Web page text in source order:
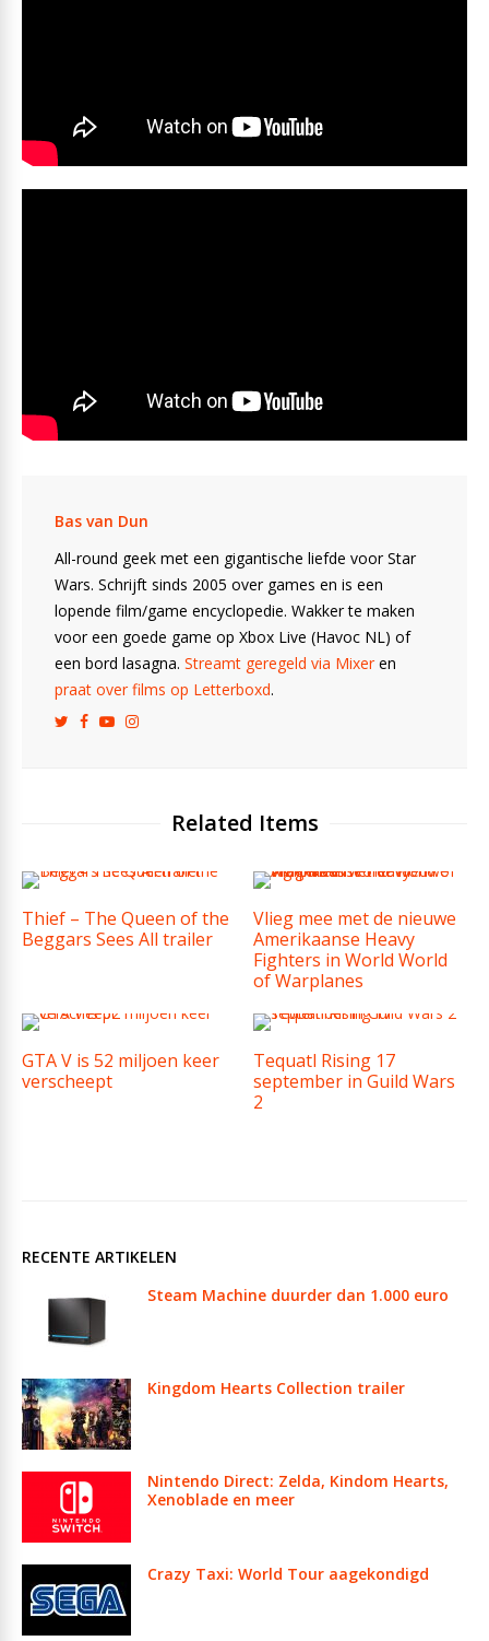
Bas van Dun
All-round geek met een gigantische liefde voor Star
Wars. Schrijft sinds 2005 over games en is een
lopende film/game encyclopedie. Wakker te maken
voor een goede game op Xbox Live (Havoc NL) of
een bord lasagna. Streamt geregeld via Mixeren
praat over films op Letterboxd.
Related Items
Thief – The Queen of the
Beggars Sees All trailer
Vlieg mee met de nieuwe
Amerikaanse Heavy
Fighters in World World
of Warplanes
GTA V is 52 miljoen keer
verscheept
Tequatl Rising 17
september in Guild Wars
2
RECENTE ARTIKELEN
Steam Machine duurder dan 1.000 euro
Kingdom Hearts Collection trailer
Nintendo Direct: Zelda, Kindom Hearts,
Xenoblade en meer
Crazy Taxi: World Tour aagekondigd